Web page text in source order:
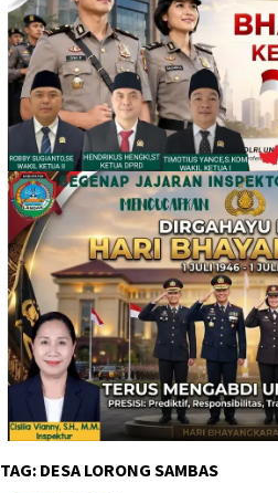
TAG: DESA LORONG SAMBAS